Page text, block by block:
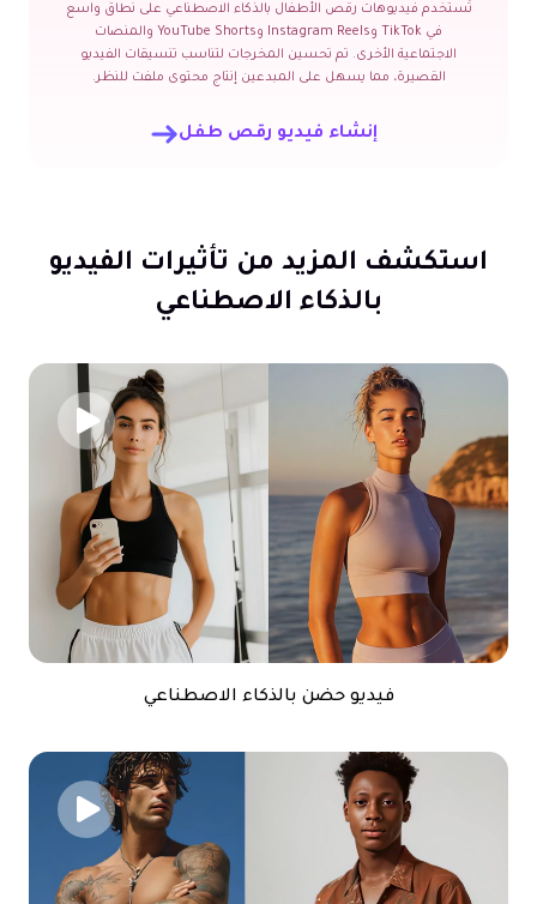
تُستخدم فيديوهات رقص الأطفال بالذكاء الاصطناعي على نطاق واسع
في TikTok وInstagram Reels وYouTube Shorts والمنصات
الاجتماعية الأخرى. تم تحسين المخرجات لتناسب تنسيقات الفيديو
القصيرة، مما يسهل على المبدعين إنتاج محتوى ملفت للنظر.
إنشاء فيديو رقص طفل
استكشف المزيد من تأثيرات الفيديو
بالذكاء الاصطناعي
فيديو حضن بالذكاء الاصطناعي